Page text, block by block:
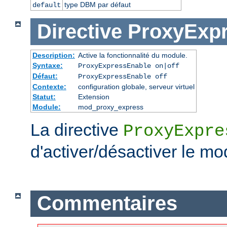
default type DBM par défaut
Directive
Description: Active la fonctionnalité du module.
Syntaxe:
ProxyExpressEnable on|off
Défaut:
ProxyExpressEnable off
Contexte:
configuration globale, serveur virtuel
Statut:
Extension
Module:
mod_proxy_express
La directive
d'activer/désactiver le
Commentaires